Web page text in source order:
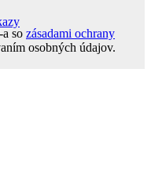
so zásadami ochrany
osobných údajov.